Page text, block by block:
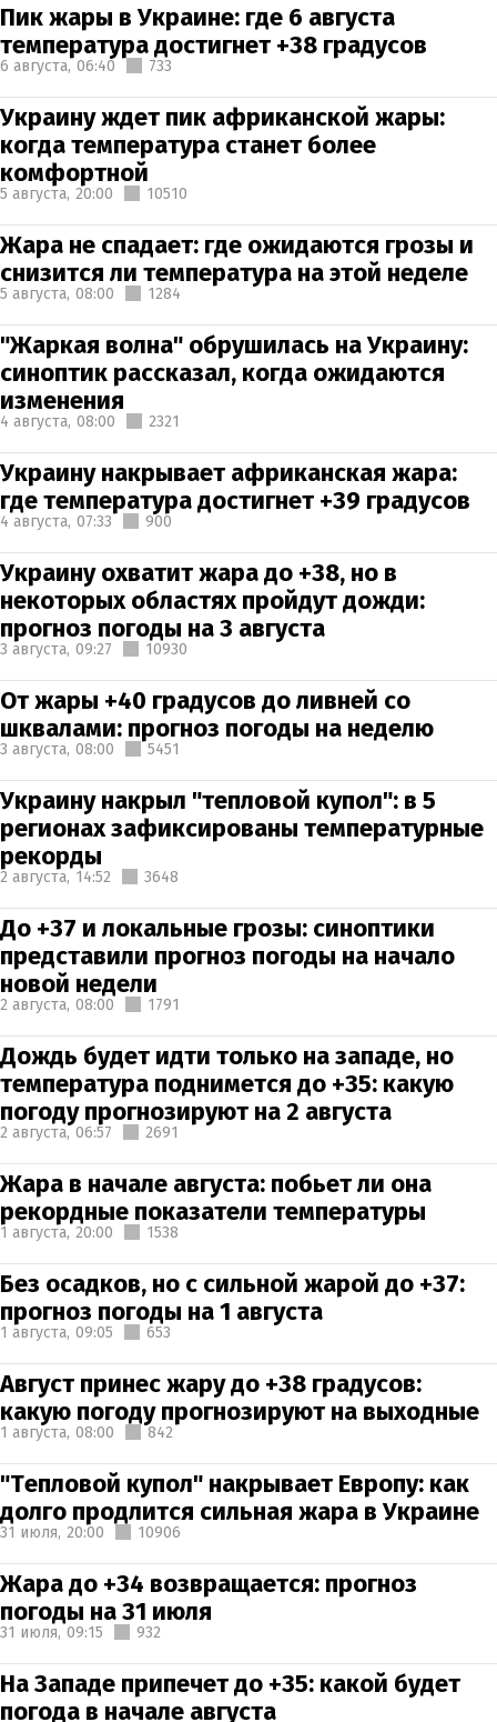
Пик жары в Украине: где 6 августа
температура достигнет +38 градусов
6 августа, 06:40 733
Украину ждет пик африканской жары:
когда температура станет более
комфортной
5 августа, 20:00 10510
Жара не спадает: где ожидаются грозы и
снизится ли температура на этой неделе
5 августа, 08:00 1284
"Жаркая волна" обрушилась на Украину:
синоптик рассказал, когда ожидаются
изменения
4 августа, 08:00 2321
Украину накрывает африканская жара:
где температура достигнет +39 градусов
4 августа, 07:33 900
Украину охватит жара до +38, но в
некоторых областях пройдут дожди:
прогноз погоды на 3 августа
3 августа, 09:27 10930
От жары +40 градусов до ливней со
шквалами: прогноз погоды на неделю
3 августа, 08:00 5451
Украину накрыл "тепловой купол": в 5
регионах зафиксированы температурные
рекорды
2 августа, 14:52 3648
До +37 и локальные грозы: синоптики
представили прогноз погоды на начало
новой недели
2 августа, 08:00 1791
Дождь будет идти только на западе, но
температура поднимется до +35: какую
погоду прогнозируют на 2 августа
2 августа, 06:57 2691
Жара в начале августа: побьет ли она
рекордные показатели температуры
1 августа, 20:00 1538
Без осадков, но с сильной жарой до +37:
прогноз погоды на 1 августа
1 августа, 09:05 653
Август принес жару до +38 градусов:
какую погоду прогнозируют на выходные
1 августа, 08:00 842
"Тепловой купол" накрывает Европу: как
долго продлится сильная жара в Украине
31 июля, 20:00 10906
Жара до +34 возвращается: прогноз
погоды на 31 июля
31 июля, 09:15 932
На Западе припечет до +35: какой будет
погода в начале августа